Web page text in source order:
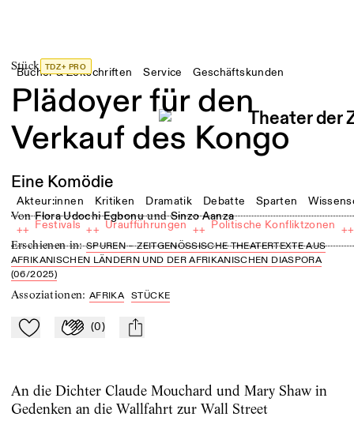
Bücher & Zeitschriften Service Geschäftskunden
Akteur:innen Kritiken Dramatik Debatte Sparten
++ Festivals ++ Uraufführungen ++ Politische Konfliktzonen ++
Stück TDZ+ PRO
Plädoyer für den
Verkauf des Kongo
Eine Komödie
von Flora Udochi Egbonu und Sinzo Aanza
Erschienen in:SPUREN – ZEITGENÖSSISCHE THEATERTEXTE AUS
AFRIKANISCHEN LÄNDERN UND DER AFRIKANISCHEN DIASPORA
(06/2025)
Assoziationen:AFRIKA STÜCKE
Zu Mein-TdZ hinzufügen
Applaudieren
(0) mail
An die Dichter Claude Mouchard und Mary Shaw in
Gedenken an die Wallfahrt zur Wall Street